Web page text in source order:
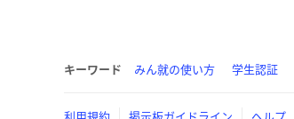
キーワード みん就の使い方 学生認証